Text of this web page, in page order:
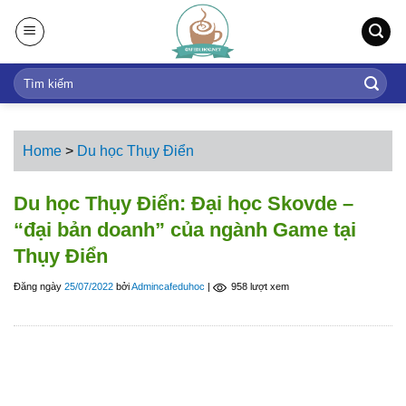
t
Home > Du học Thụy Điển
Du học Thụy Điển: Đại học Skovde –
“đại bản doanh” của ngành Game tại
Thụy Điển
Đăng ngày 25/07/2022 bởiAdmincafeduhoc | 958 lượt xem